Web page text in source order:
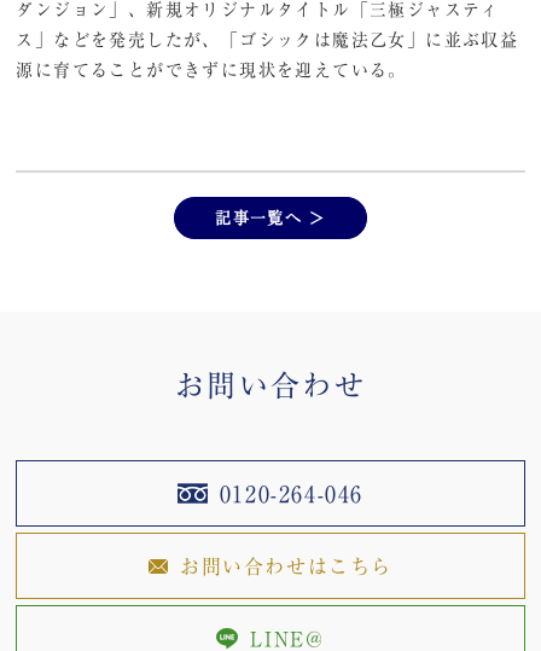
ダンジョン」、新規オリジナルタイトル「三極ジャスティ
ス」などを発売したが、「ゴシックは魔法乙女」に並ぶ収益
源に育てることができずに現状を迎えている。
記事一覧へ ＞
お問い合わせ
0120-264-046
お問い合わせはこちら
LINE@